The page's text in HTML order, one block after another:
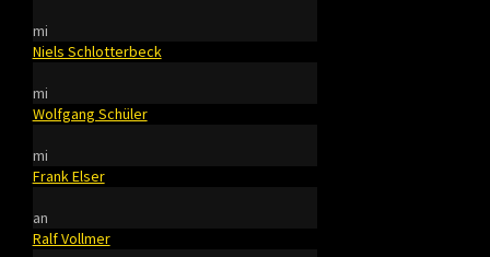
mi
Niels Schlotterbeck
mi
Wolfgang Schüler
mi
Frank Elser
an
Ralf Vollmer